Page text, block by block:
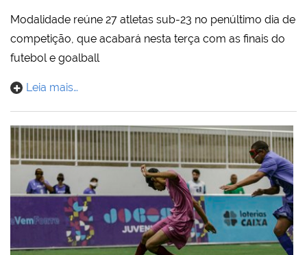
Modalidade reúne 27 atletas sub-23 no penúltimo dia de
competição, que acabará nesta terça com as finais do
futebol e goalball
Leia mais…